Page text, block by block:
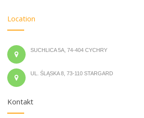
Location
SUCHLICA 5A, 74-404 CYCHRY
UL. ŚLĄSKA 8, 73-110 STARGARD
Kontakt